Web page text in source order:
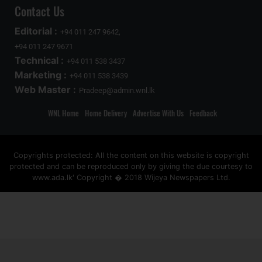
Contact Us
Editorial : +94 011 247 9642,
+94 011 247 9671
Technical : +94 011 538 3437
Marketing : +94 011 538 3439
Web Master : Pradeep@admin.wnl.lk
WNL Home Home Delivery Advertise With Us Feedback
Copyrights protected: All the content on this website is copyright
protected and can be reproduced only by giving the due courtesy to
www.ada.lk' Copyright � 2018 Wijeya Newspapers Ltd.